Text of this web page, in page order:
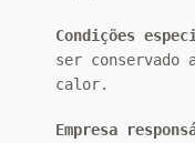
Condições
ser
calor.
Empresa